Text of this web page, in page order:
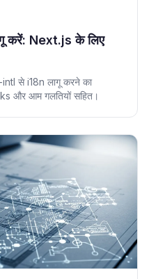
करें: Next.js के लिए
से i18n लागू करने का
और आम गलतियों सहित।